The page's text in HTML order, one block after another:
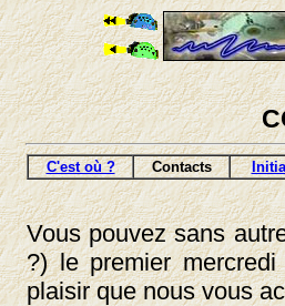
C'est où ? Contacts
Vous pouvez sans
?) le premier
plaisir que nous vous